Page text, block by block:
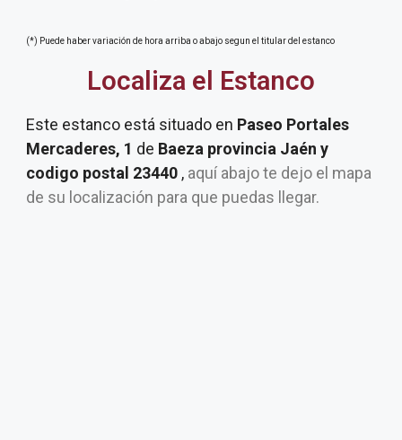
(*) Puede haber variación de hora arriba o abajo segun el titular del estanco
Localiza el Estanco
Este estanco está situado en Paseo Portales
Mercaderes, 1 de Baeza provincia Jaén y
codigo postal 23440 , aquí abajo te dejo el mapa
de su localización para que puedas llegar.